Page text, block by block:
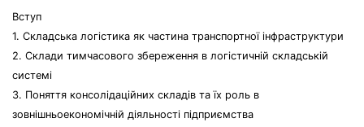
Вступ
1. Складська логістика як частина транспортної інфраструктури
2. Склади тимчасового збереження в логістичній складській
системі
3. Поняття консолідаційних складів та їх роль в
зовнішньоекономічній діяльності підприємства